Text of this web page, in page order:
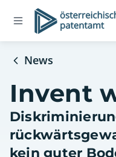
Open
navigation
Logo
News
Invent
kein guter